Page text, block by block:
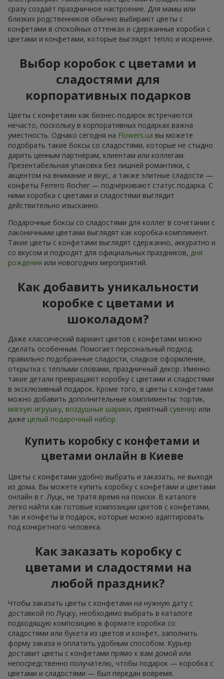
сразу создаёт праздничное настроение. Для мамы или
близких родственников обычно выбирают цветы с
конфетами в спокойных оттенках и сдержанные коробки с
цветами и конфетами, которые выглядят тепло и искренне.
Выбор коробок с цветами и
сладостями для
корпоративных подарков
Цветы с конфетами как бизнес-подарок встречаются
нечасто, поскольку в корпоративных подарках важна
уместность. Однако сегодня на Flowers.ua вы можете
подобрать такие боксы со сладостями, которые не стыдно
дарить ценным партнёрам, клиентам или коллегам.
Презентабельная упаковка без лишней романтики, с
акцентом на внимание и вкус, а также элитные сладости —
конфеты Ferrero Rocher — подчёркивают статус подарка. С
ними коробка с цветами и сладостями выглядит
действительно изысканно.
Подарочные боксы со сладостями для коллег в сочетании с
лаконичными цветами выглядят как коробка-комплимент.
Такие цветы с конфетами выглядят сдержанно, аккуратно и
со вкусом и подходят для официальных праздников, дня
рождения или новогодних мероприятий.
Как добавить уникальности
коробке с цветами и
шоколадом?
Даже классический вариант цветов с конфетами можно
сделать особенным. Помогает персональный подход:
правильно подобранные сладости, сладкое оформление,
открытка с тёплыми словами, праздничный декор. Именно
такие детали превращают коробку с цветами и сладостями
в эксклюзивный подарок. Кроме того, в цветы с конфетами
можно добавить дополнительные комплименты: тортик,
мягкую игрушку, воздушные шарики, приятный сувенир или
даже целый подарочный набор.
Купить коробку с конфетами и
цветами онлайн в Киеве
Цветы с конфетами удобно выбрать и заказать, не выходя
из дома. Вы можете купить коробку с конфетами и цветами
онлайн в г. Луцк, не тратя время на поиски. В каталоге
легко найти как готовые композиции цветов с конфетами,
так и конфеты в подарок, которые можно адаптировать
под конкретного человека.
Как заказать коробку с
цветами и сладостями на
любой праздник?
Чтобы заказать цветы с конфетами на нужную дату с
доставкой по Луцку, необходимо выбрать в каталоге
подходящую композицию в формате коробки со
сладостями или букета из цветов и конфет, заполнить
форму заказа и оплатить удобным способом. Курьер
доставит цветы с конфетами прямо к вам домой или
непосредственно получателю, чтобы подарок — коробка с
цветами и сладостями — был передан вовремя.